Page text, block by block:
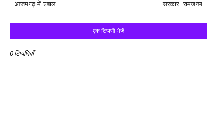
सरकार: रामजनम
आजमगढ़ में उबाल
एक टिप्पणी भेजें
0 टिप्पणियाँ